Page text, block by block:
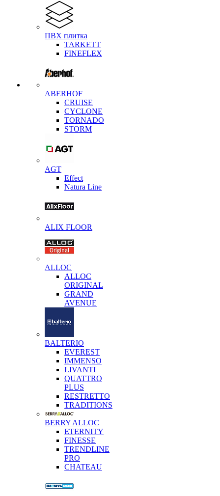
ПВХ плитка
TARKETT
FINEFLEX
ABERHOF
CRUISE
CYCLONE
TORNADO
STORM
AGT
Effect
Natura Line
ALIX FLOOR
ALLOC
ALLOC
ORIGINAL
GRAND
AVENUE
BALTERIO
EVEREST
IMMENSO
LIVANTI
QUATTRO
PLUS
RESTRETTO
TRADITIONS
BERRY ALLOC
ETERNITY
FINESSE
TRENDLINE
PRO
CHATEAU